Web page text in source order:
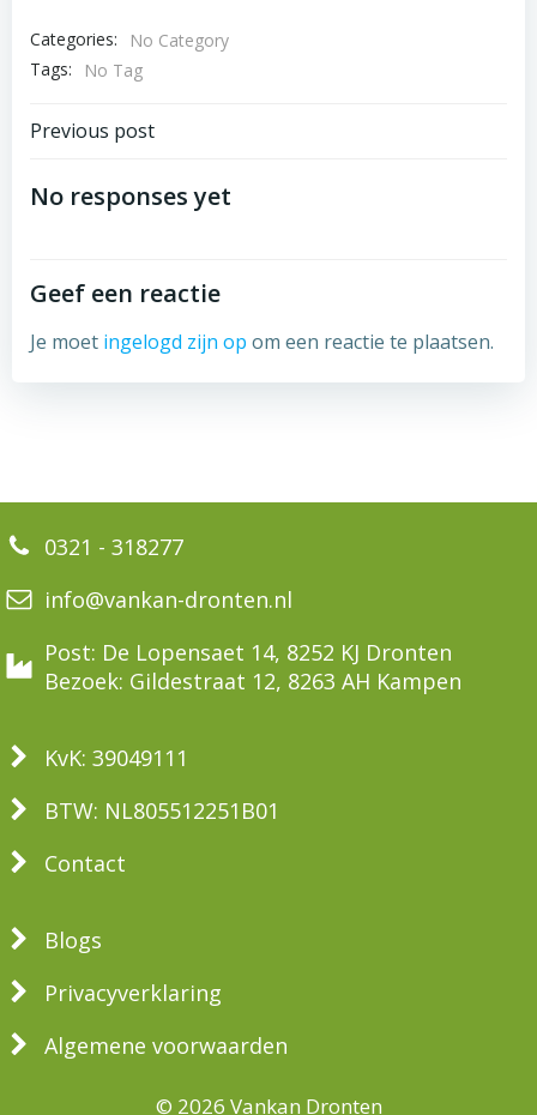
Categories:
No Category
Tags:
No Tag
Bericht
navigatie
Previous post
No responses yet
Geef een reactie
Je moet ingelogd zijn op om een reactie te plaatsen.
0321 - 318277
info@vankan-dronten.nl
Post: De Lopensaet 14, 8252 KJ Dronten
Bezoek: Gildestraat 12, 8263 AH Kampen
KvK: 39049111
BTW: NL805512251B01
Contact
Blogs
Privacyverklaring
Algemene voorwaarden
© 2026 Vankan Dronten